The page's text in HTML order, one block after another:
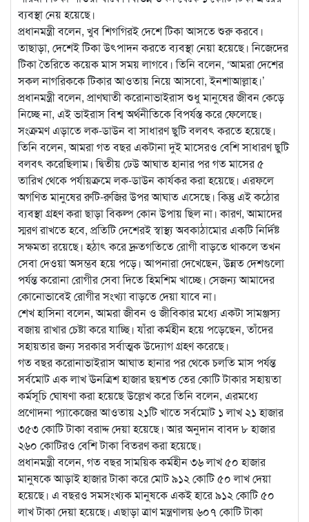
ব্যবস্থা নেয় হয়েছে।
প্রধানমন্ত্রী বলেন, খুব শিগগিরই দেশে টিকা আসতে শুরু করবে।
তাছাড়া, দেশেই টিকা উৎপাদন করতে ব্যবস্থা নেয়া হয়েছে। নিজেদের
টিকা তৈরিতে কয়েক মাস সময় লাগবে। তিনি বলেন, ‘আমরা দেশের
সকল নাগরিককে টিকার আওতায় নিয়ে আসবো, ইনশাআল্লাহ।’
প্রধানমন্ত্রী বলেন, প্রাণঘাতী করোনাভাইরাস শুধু মানুষের জীবন কেড়ে
নিচ্ছে না, এই ভাইরাস বিশ্ব অর্থনীতিকে বিপর্যস্ত করে ফেলেছে।
সংক্রমণ এড়াতে লক-ডাউন বা সাধারণ ছুটি বলবৎ করতে হয়েছে।
তিনি বলেন, আমরা গত বছর একটানা দুই মাসেরও বেশি সাধারণ ছুটি
বলবৎ করেছিলাম। দ্বিতীয় ঢেউ আঘাত হানার পর গত মাসের ৫
তারিখ থেকে পর্যায়ক্রমে লক-ডাউন কার্যকর করা হয়েছে। এরফলে
অগণিত মানুষের রুটি-রুজির উপর আঘাত এসেছে। কিন্তু এই কঠোর
ব্যবস্থা গ্রহণ করা ছাড়া বিকল্প কোন উপায় ছিল না। কারণ, আমাদের
স্মরণ রাখতে হবে, প্রতিটি দেশেরই স্বাস্থ্য অবকাঠামোর একটি নির্দিষ্ট
সক্ষমতা রয়েছে। হঠাৎ করে দ্রুতগতিতে রোগী বাড়তে থাকলে তখন
সেবা দেওয়া অসম্ভব হয়ে পড়ে। আপনারা দেখেছেন, উন্নত দেশগুলো
পর্যন্ত করোনা রোগীর সেবা দিতে হিমশিম খাচ্ছে। সেজন্য আমাদের
কোনোভাবেই রোগীর সংখ্যা বাড়তে দেয়া যাবে না।
শেখ হাসিনা বলেন, আমরা জীবন ও জীবিকার মধ্যে একটা সামঞ্জস্য
বজায় রাখার চেষ্টা করে যাচ্ছি। যাঁরা কর্মহীন হয়ে পড়েছেন, তাঁদের
সহায়তার জন্য সরকার সর্বাত্মক উদ্যোগ গ্রহণ করেছে।
গত বছর করোনাভাইরাস আঘাত হানার পর থেকে চলতি মাস পর্যন্ত
সর্বমোট এক লাখ ঊনত্রিশ হাজার ছয়শত তের কোটি টাকার সহায়তা
কর্মসূচি ঘোষণা করা হয়েছে উল্লেখ করে তিনি বলেন, এরমধ্যে
প্রণোদনা প্যাকেজের আওতায় ২১টি খাতে সর্বমোট ১ লাখ ২১ হাজার
৩৫৩ কোটি টাকা বরাদ্দ দেয়া হয়েছে। আর অনুদান বাবদ ৮ হাজার
২৬০ কোটিরও বেশি টাকা বিতরণ করা হয়েছে।
প্রধানমন্ত্রী বলেন, গত বছর সাময়িক কর্মহীন ৩৬ লাখ ৫০ হাজার
মানুষকে আড়াই হাজার টাকা করে মোট ৯১২ কোটি ৫০ লাখ দেয়া
হয়েছে। এ বছরও সমসংখ্যক মানুষকে একই হারে ৯১২ কোটি ৫০
লাখ টাকা দেয়া হয়েছে। এছাড়া ত্রাণ মন্ত্রণালয় ৬০৭ কোটি টাকা